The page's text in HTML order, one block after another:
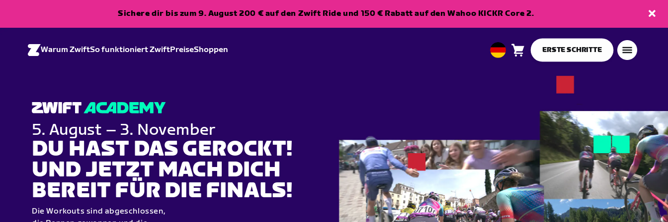
Sichere dir bis zum 9. August 200 € auf den Zwift Ride und 150 € Rabatt auf den Wahoo KICKR Core 2.
Warum ZwiftSo funktioniert ZwiftPreiseShoppen
EuropeanWarenkorb0
ERSTE SCHRITTE
5. August – 3. November
DU HAST DAS GEROCKT!
UND JETZT MACH DICH
BEREIT FÜR DIE FINALS!
Die Workouts sind abgeschlossen,